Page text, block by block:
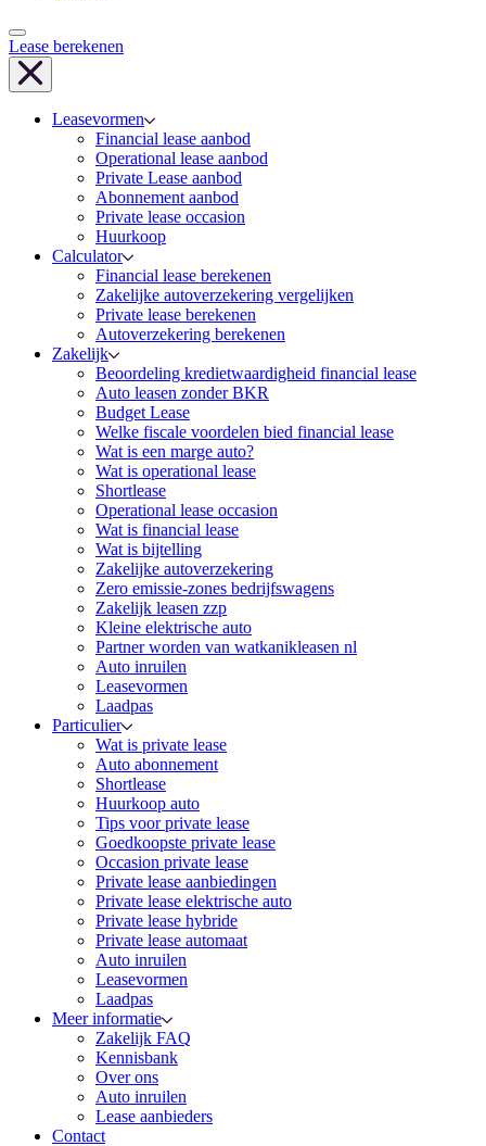
Lease berekenen
Leasevormen
Financial lease aanbod
Operational lease aanbod
Private Lease aanbod
Abonnement aanbod
Private lease occasion
Huurkoop
Calculator
Financial lease berekenen
Zakelijke autoverzekering vergelijken
Private lease berekenen
Autoverzekering berekenen
Zakelijk
Beoordeling kredietwaardigheid financial lease
Auto leasen zonder BKR
Budget Lease
Welke fiscale voordelen bied financial lease
Wat is een marge auto?
Wat is operational lease
Shortlease
Operational lease occasion
Wat is financial lease
Wat is bijtelling
Zakelijke autoverzekering
Zero emissie-zones bedrijfswagens
Zakelijk leasen zzp
Kleine elektrische auto
Partner worden van watkanikleasen nl
Auto inruilen
Leasevormen
Laadpas
Particulier
Wat is private lease
Auto abonnement
Shortlease
Huurkoop auto
Tips voor private lease
Goedkoopste private lease
Occasion private lease
Private lease aanbiedingen
Private lease elektrische auto
Private lease hybride
Private lease automaat
Auto inruilen
Leasevormen
Laadpas
Meer informatie
Zakelijk FAQ
Kennisbank
Over ons
Auto inruilen
Lease aanbieders
Contact